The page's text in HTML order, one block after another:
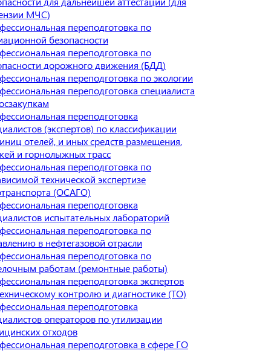
МЧС)
переподготовка по
безопасности
переподготовка по
дорожного движения (БДД)
переподготовка по экологии
переподготовка специалиста
переподготовка
(экспертов) по классификации
отелей, и иных средств размещения,
и горнолыжных трасс
переподготовка по
технической экспертизе
(ОСАГО)
переподготовка
испытательных лабораторий
переподготовка по
в нефтегазовой отрасли
переподготовка по
работам (ремонтные работы)
переподготовка экспертов
контролю и диагностике (ТО)
переподготовка
операторов по утилизации
отходов
переподготовка в сфере ГО